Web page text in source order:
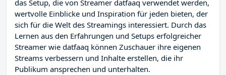
das Setup, die von Streamer datfaaq verwendet werden,
wertvolle Einblicke und Inspiration für jeden bieten, der
sich für die Welt des Streamings interessiert. Durch das
Lernen aus den Erfahrungen und Setups erfolgreicher
Streamer wie datfaaq können Zuschauer ihre eigenen
Streams verbessern und Inhalte erstellen, die ihr
Publikum ansprechen und unterhalten.